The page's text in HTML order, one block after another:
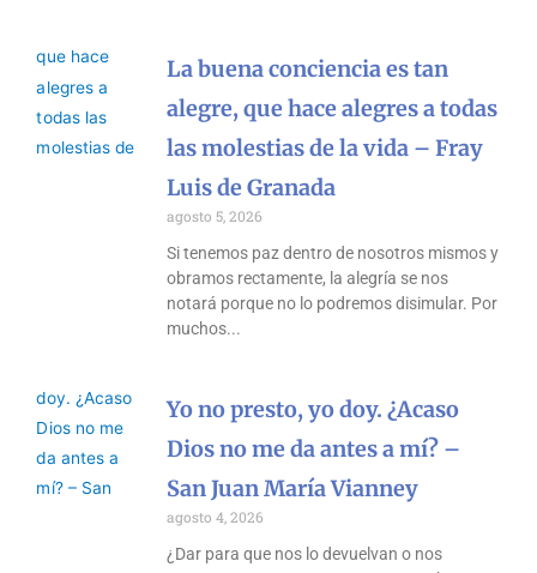
La buena conciencia es tan
alegre, que hace alegres a todas
las molestias de la vida – Fray
Luis de Granada
agosto 5, 2026
Si tenemos paz dentro de nosotros mismos y
obramos rectamente, la alegría se nos
notará porque no lo podremos disimular. Por
muchos
Yo no presto, yo doy. ¿Acaso
Dios no me da antes a mí? –
San Juan María Vianney
agosto 4, 2026
¿Dar para que nos lo devuelvan o nos